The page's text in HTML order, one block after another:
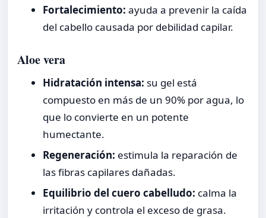
Fortalecimiento: ayuda a prevenir la caída
del cabello causada por debilidad capilar.
Aloe vera
Hidratación intensa: su gel está
compuesto en más de un 90% por agua, lo
que lo convierte en un potente
humectante.
Regeneración: estimula la reparación de
las fibras capilares dañadas.
Equilibrio del cuero cabelludo: calma la
irritación y controla el exceso de grasa.